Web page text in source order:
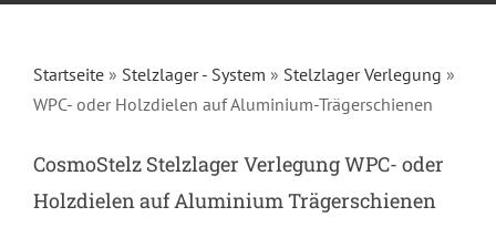
Startseite » Stelzlager - System » Stelzlager Verlegung »
WPC- oder Holzdielen auf Aluminium-Trägerschienen
CosmoStelz Stelzlager Verlegung WPC- oder
Holzdielen auf Aluminium Trägerschienen